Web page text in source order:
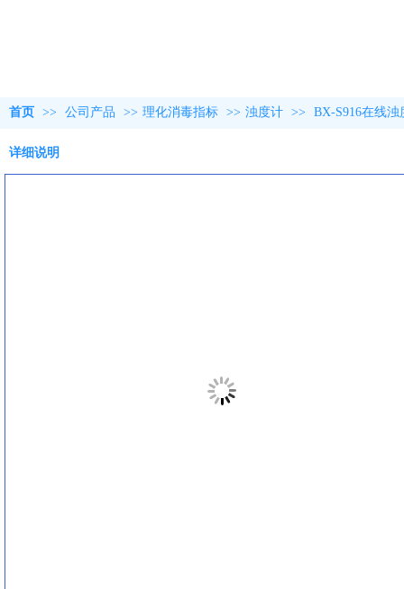
首页 >> 公司产品 >> 理化消毒指标 >> 浊度计 >> BX-S916在线
详细说明